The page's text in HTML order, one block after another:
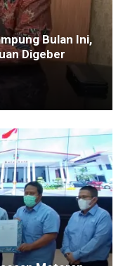
Bulan Ini,
Digeber